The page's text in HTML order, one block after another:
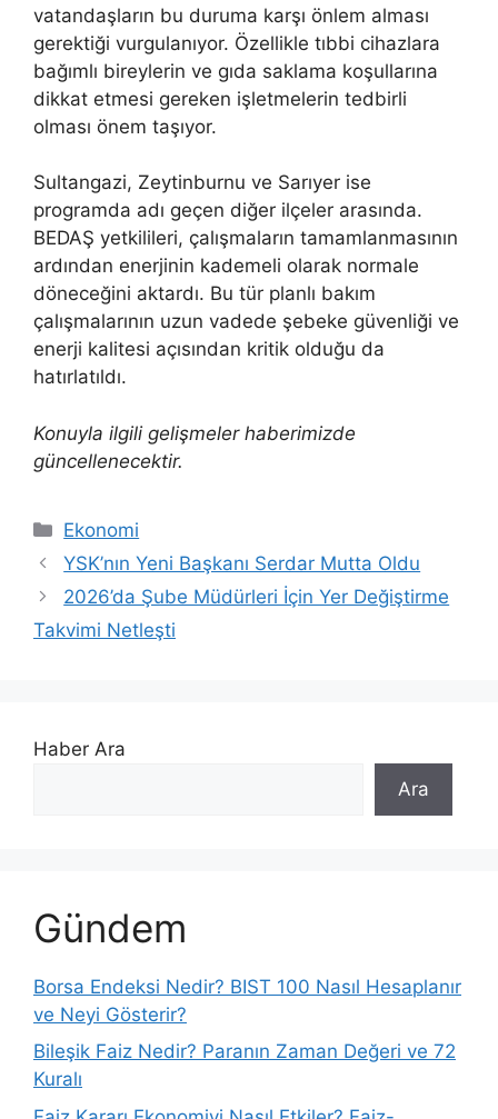
vatandaşların bu duruma karşı önlem alması
gerektiği vurgulanıyor. Özellikle tıbbi cihazlara
bağımlı bireylerin ve gıda saklama koşullarına
dikkat etmesi gereken işletmelerin tedbirli
olması önem taşıyor.
Sultangazi, Zeytinburnu ve Sarıyer ise
programda adı geçen diğer ilçeler arasında.
BEDAŞ yetkilileri, çalışmaların tamamlanmasının
ardından enerjinin kademeli olarak normale
döneceğini aktardı. Bu tür planlı bakım
çalışmalarının uzun vadede şebeke güvenliği ve
enerji kalitesi açısından kritik olduğu da
hatırlatıldı.
Konuyla ilgili gelişmeler haberimizde
güncellenecektir.
Kategoriler
Ekonomi
YSK’nın Yeni Başkanı Serdar Mutta Oldu
2026’da Şube Müdürleri İçin Yer Değiştirme
Takvimi Netleşti
Haber Ara
Ara
Gündem
Borsa Endeksi Nedir? BIST 100 Nasıl Hesaplanır
ve Neyi Gösterir?
Bileşik Faiz Nedir? Paranın Zaman Değeri ve 72
Kuralı